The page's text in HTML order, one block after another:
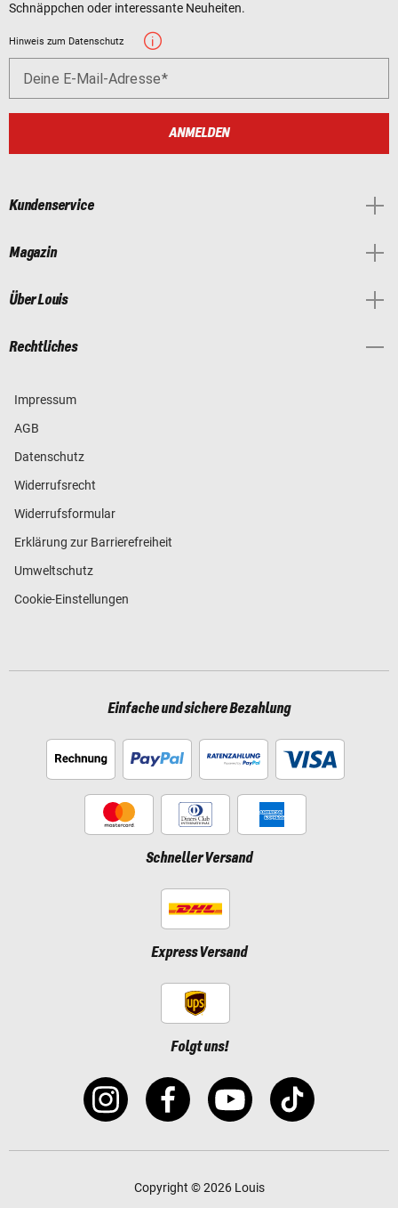
Schnäppchen oder interessante Neuheiten.
Hinweis zum Datenschutz
Deine E-Mail-Adresse
ANMELDEN
Kundenservice
Magazin
Über Louis
Rechtliches
Impressum
AGB
Datenschutz
Widerrufsrecht
Widerrufsformular
Erklärung zur Barrierefreiheit
Umweltschutz
Cookie-Einstellungen
Einfache und sichere Bezahlung
Schneller Versand
Express Versand
Folgt uns!
Copyright © 2026 Louis